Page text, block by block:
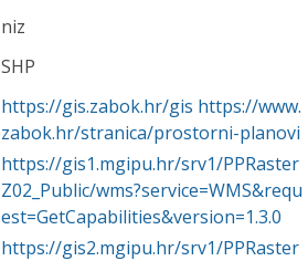
niz
SHP
https://gis.zabok.hr/gis https://www.
zabok.hr/stranica/prostorni-planovi
https://gis1.mgipu.hr/srv1/PPRaster
Z02_Public/wms?service=WMS&requ
est=GetCapabilities&version=1.3.0
https://gis2.mgipu.hr/srv1/PPRaster